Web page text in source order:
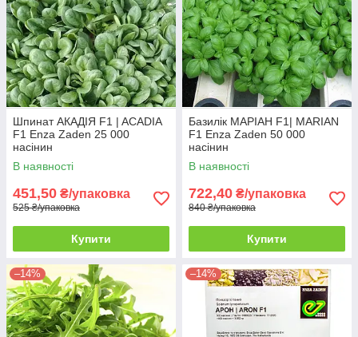
Шпинат АКАДІЯ F1 | ACADIA
F1 Enza Zaden 25 000
насінин
В наявності
451,50 ₴/упаковка
525 ₴/упаковка
Купити
Базилік МАРІАН F1| MARIAN
F1 Enza Zaden 50 000
насінин
В наявності
722,40 ₴/упаковка
840 ₴/упаковка
Купити
–14% –14%